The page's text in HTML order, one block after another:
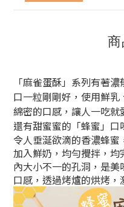
「麻雀蛋酥」系列有著
口一粒剛剛好，使用鮮乳
綿密的口感，讓人一吃就
還有甜蜜蜜的「蜂蜜」口
令人垂涎欲滴的香濃蜂蜜
加入鮮奶，均勻攪拌，
內大小不一的孔洞，是
口感，透過烤爐的烘烤，